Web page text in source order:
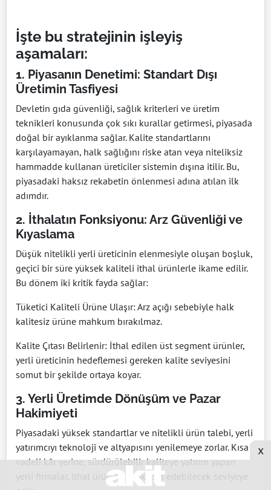
İşte bu stratejinin işleyiş
aşamaları:
1. Piyasanın Denetimi: Standart Dışı
Üretimin Tasfiyesi
Devletin gıda güvenliği, sağlık kriterleri ve üretim
teknikleri konusunda çok sıkı kurallar getirmesi, piyasada
doğal bir ayıklanma sağlar. Kalite standartlarını
karşılayamayan, halk sağlığını riske atan veya niteliksiz
hammadde kullanan üreticiler sistemin dışına itilir. Bu,
piyasadaki haksız rekabetin önlenmesi adına atılan ilk
adımdır.
2. İthalatın Fonksiyonu: Arz Güvenliği ve
Kıyaslama
Düşük nitelikli yerli üreticinin elenmesiyle oluşan boşluk,
geçici bir süre yüksek kaliteli ithal ürünlerle ikame edilir.
Bu dönem iki kritik fayda sağlar:
Tüketici Kaliteli Ürüne Ulaşır: Arz açığı sebebiyle halk
kalitesiz ürüne mahkum bırakılmaz.
Kalite Çıtası Belirlenir: İthal edilen üst segment ürünler,
yerli üreticinin hedeflemesi gereken kalite seviyesini
somut bir şekilde ortaya koyar.
3. Yerli Üretimde Dönüşüm ve Pazar
Hakimiyeti
Piyasadaki yüksek standartlar ve nitelikli ürün talebi, yerli
yatırımcıyı teknoloji ve altyapısını yenilemeye zorlar. Kısa
vadeli kâr yerine, sürdürülebilir kaliteye yatırım yapan
yerli firmalar, ithal ürünlerle rekabet edebilecek seviyeye
x